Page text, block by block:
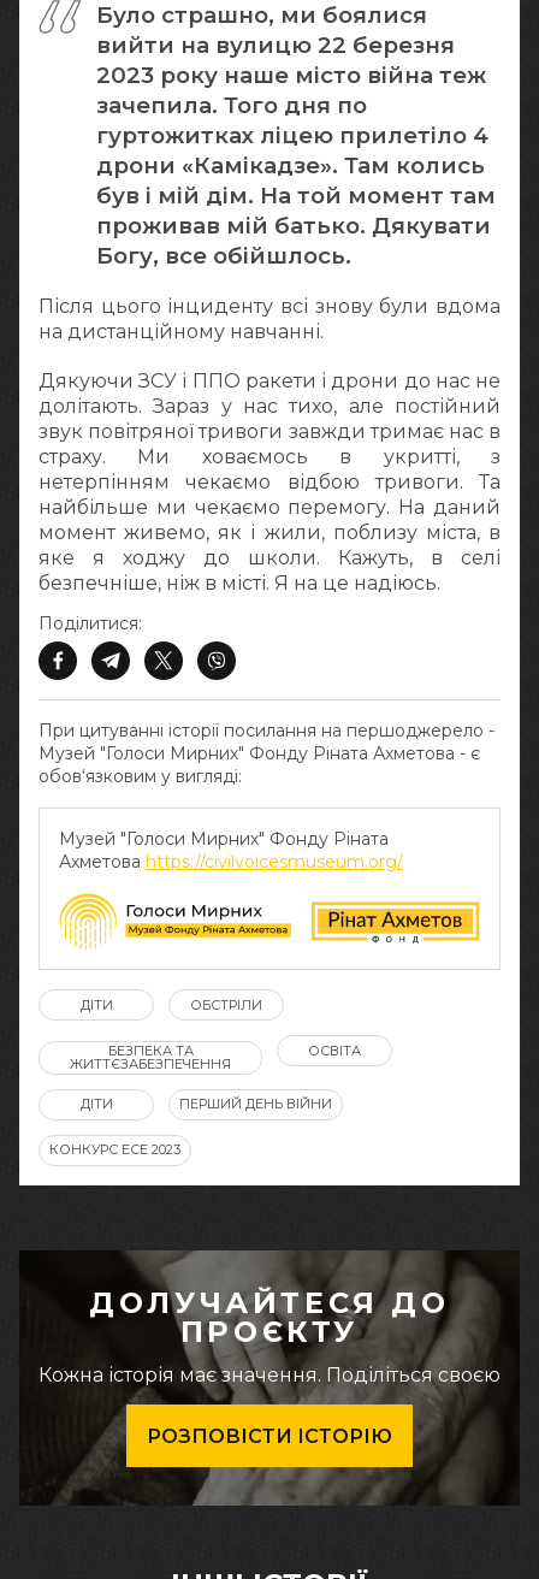
Було страшно, ми боялися
вийти на вулицю 22 березня
2023 року наше місто війна теж
зачепила. Того дня по
гуртожитках ліцею прилетіло 4
дрони «Камікадзе». Там колись
був і мій дім. На той момент там
проживав мій батько. Дякувати
Богу, все обійшлось.
Після цього інциденту всі знову були вдома
на дистанційному навчанні.
Дякуючи ЗСУ і ППО ракети і дрони до нас не
долітають. Зараз у нас тихо, але постійний
звук повітряної тривоги завжди тримає нас в
страху. Ми ховаємось в укритті, з
нетерпінням чекаємо відбою тривоги. Та
найбільше ми чекаємо перемогу. На даний
момент живемо, як і жили, поблизу міста, в
яке я ходжу до школи. Кажуть, в селі
безпечніше, ніж в місті. Я на це надіюсь.
При цитуванні історії посилання на першоджерело -
Музей "Голоси Мирних" Фонду Ріната Ахметова - є
обов‘язковим у вигляді:
Музей "Голоси Мирних" Фонду Ріната
Ахметова https://civilvoicesmuseum.org/
Поділитися:
ДІТИ ОБСТРІЛИ
БЕЗПЕКА ТА
ЖИТТЄЗАБЕЗПЕЧЕННЯ
ОСВІТА
ДІТИ ПЕРШИЙ ДЕНЬ ВІЙНИ
КОНКУРС ЕСЕ 2023
ДОЛУЧАЙТЕСЯ ДО
ПРОЄКТУ
Кожна історія має значення. Поділіться своєю
РОЗПОВІСТИ ІСТОРІЮ